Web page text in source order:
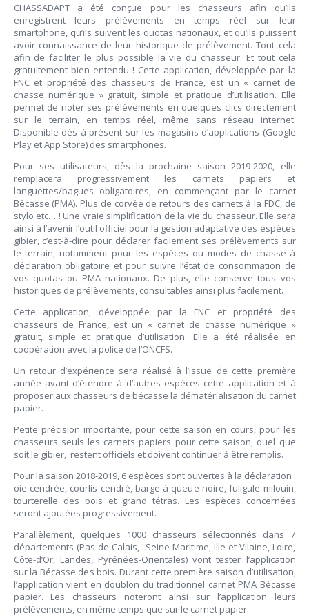
CHASSADAPT a été conçue pour les chasseurs afin qu’ils
enregistrent leurs prélèvements en temps réel sur leur
smartphone, qu’ils suivent les quotas nationaux, et qu’ils puissent
avoir connaissance de leur historique de prélèvement. Tout cela
afin de faciliter le plus possible la vie du chasseur. Et tout cela
gratuitement bien entendu ! Cette application, développée par la
FNC et propriété des chasseurs de France, est un « carnet de
chasse numérique » gratuit, simple et pratique d’utilisation. Elle
permet de noter ses prélèvements en quelques clics directement
sur le terrain, en temps réel, même sans réseau internet.
Disponible dès à présent sur les magasins d’applications (Google
Play et App Store) des smartphones.
Pour ses utilisateurs, dès la prochaine saison 2019-2020, elle
remplacera progressivement les carnets papiers et
languettes/bagues obligatoires, en commençant par le carnet
Bécasse (PMA). Plus de corvée de retours des carnets à la FDC, de
stylo etc… ! Une vraie simplification de la vie du chasseur. Elle sera
ainsi à l’avenir l’outil officiel pour la gestion adaptative des espèces
gibier, c’est-à-dire pour déclarer facilement ses prélèvements sur
le terrain, notamment pour les espèces ou modes de chasse à
déclaration obligatoire et pour suivre l’état de consommation de
vos quotas ou PMA nationaux. De plus, elle conserve tous vos
historiques de prélèvements, consultables ainsi plus facilement.
Cette application, développée par la FNC et propriété des
chasseurs de France, est un « carnet de chasse numérique »
gratuit, simple et pratique d’utilisation. Elle a été réalisée en
coopération avec la police de l’ONCFS.
Un retour d’expérience sera réalisé à l’issue de cette première
année avant d’étendre à d’autres espèces cette application et à
proposer aux chasseurs de bécasse la dématérialisation du carnet
papier.
Petite précision importante, pour cette saison en cours, pour les
chasseurs seuls les carnets papiers pour cette saison, quel que
soit le gibier, restent officiels et doivent continuer à être remplis.
Pour la saison 2018-2019, 6 espèces sont ouvertes à la déclaration :
oie cendrée, courlis cendré, barge à queue noire, fuligule milouin,
tourterelle des bois et grand tétras. Les espèces concernées
seront ajoutées progressivement.
Parallèlement, quelques 1000 chasseurs sélectionnés dans 7
départements (Pas-de-Calais, Seine-Maritime, Ille-et-Vilaine, Loire,
Côte-d’Or, Landes, Pyrénées-Orientales) vont tester l’application
sur la Bécasse des bois. Durant cette première saison d’utilisation,
l’application vient en doublon du traditionnel carnet PMA Bécasse
papier. Les chasseurs noteront ainsi sur l’application leurs
prélèvements, en même temps que sur le carnet papier.